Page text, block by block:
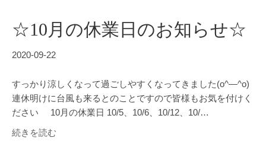
☆10月の休業日のお知らせ☆
2020-09-22
すっかり涼しくなって過ごしやすくなってきました(o^―^o)
連休明けに台風も来るとのことですので皆様もお気を付けく
ださい 10月の休業日 10/5、10/6、10/12、10/…
続きを読む